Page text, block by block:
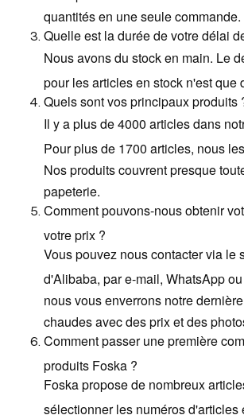
quantités en une seule commande.
Quelle est la durée de votre délai
Nous avons du stock en main. Le
pour les articles en stock n'est que
Quels sont vos principaux produits
Il y a plus de 4000 articles dans
Pour plus de 1700 articles, nous
Nos produits couvrent presque
papeterie.
Comment pouvons-nous obtenir
votre prix ?
Vous pouvez nous contacter via le
d'Alibaba, par e-mail, WhatsApp
nous vous enverrons notre
chaudes avec des prix et des
Comment passer une première
produits Foska ?
Foska propose de nombreux
sélectionner les numéros d'articles